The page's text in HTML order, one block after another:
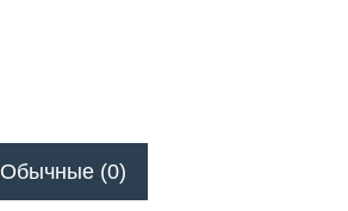
)
Обычные (0)